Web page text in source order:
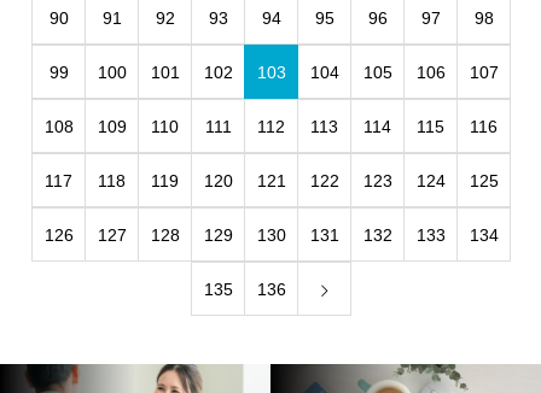
90 91 92 93 94 95 96 97 98
99 100 101 102 103 104 105 106 107
108 109 110 111 112 113 114 115 116
117 118 119 120 121 122 123 124 125
126 127 128 129 130 131 132 133 134
135 136